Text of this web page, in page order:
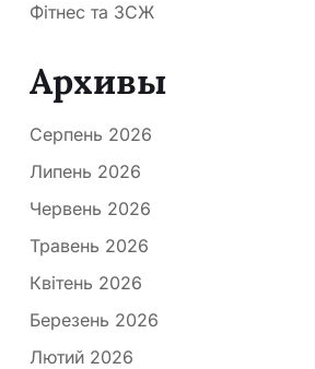
Фітнес та ЗСЖ
Архивы
Серпень 2026
Липень 2026
Червень 2026
Травень 2026
Квітень 2026
Березень 2026
Лютий 2026